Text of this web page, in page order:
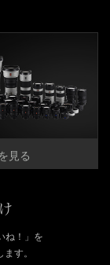
見る
ね！」を
す。